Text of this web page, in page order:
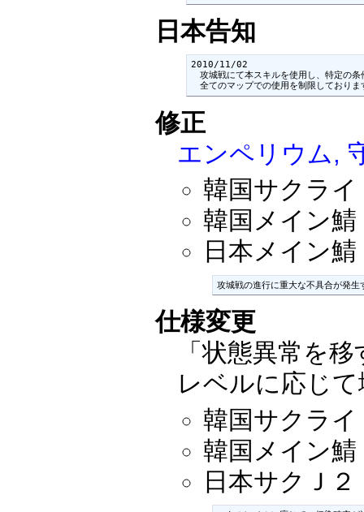
日本告知
2010/11/02
攻城戦にて本スキルを使用し、特定の条
全てのマップでの使用を制限しておりま
修正
エンペリウム,
韓国サクライ
韓国メイン鯖
日本メイン
攻城戦の進行に重大な不具合が発
仕様変更
「状態異常を
レベルに応じ
韓国サクライ
韓国メイン鯖
日本サクＪ